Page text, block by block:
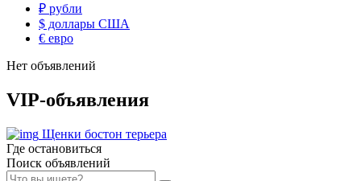
₽ рубли
$ доллары США
€ евро
Нет объявлений
VIP-объявления
Щенки бостон терьера
Где остановиться
Поиск объявлений